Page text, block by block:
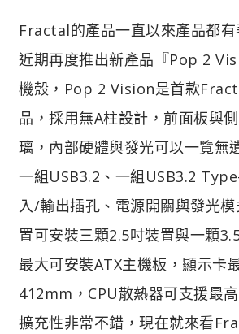
Fractal的產品一直以來產品都有
近期再度推出新產品『Pop 2
機殼，Pop 2 Vision是首款
品，採用無A柱設計，前面板與
璃，內部硬體與發光可以一覽無
一組USB3.2、一組USB3.2
入/輸出插孔、電源開關與發光
置可安裝三顆2.5吋裝置與一顆
最大可安裝ATX主機板，顯示卡
412mm，CPU散熱器可支援最
擴充性非常不錯，現在就來看